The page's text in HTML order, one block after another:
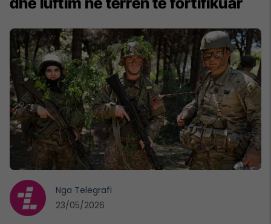
Nga Telegrafi
23/05/2026